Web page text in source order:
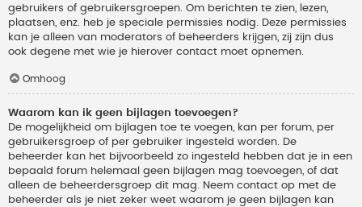
gebruikers of gebruikersgroepen. Om berichten te zien, lezen,
plaatsen, enz. heb je speciale permissies nodig. Deze permissies
kan je alleen van moderators of beheerders krijgen, zij zijn dus
ook degene met wie je hierover contact moet opnemen.
Omhoog
Waarom kan ik geen bijlagen toevoegen?
De mogelijkheid om bijlagen toe te voegen, kan per forum, per
gebruikersgroep of per gebruiker ingesteld worden. De
beheerder kan het bijvoorbeeld zo ingesteld hebben dat je in een
bepaald forum helemaal geen bijlagen mag toevoegen, of dat
alleen de beheerdersgroep dit mag. Neem contact op met de
beheerder als je niet zeker weet waarom je geen bijlagen kan